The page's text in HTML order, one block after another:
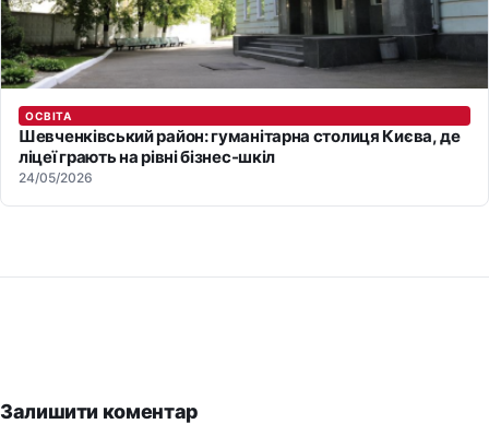
ОСВІТА
Шевченківський район: гуманітарна столиця Києва, де
ліцеї грають на рівні бізнес-шкіл
24/05/2026
Залишити коментар